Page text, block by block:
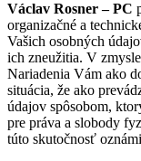
Václav Rosner – PC
organizačné a
Vašich osobných
ich zneužitia. V
Nariadenia Vám ako
situácia, že ako
údajov spôsobom,
pre práva a slobody
túto skutočnosť